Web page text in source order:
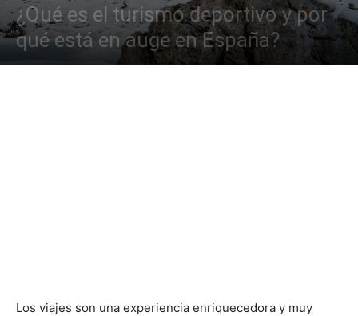
¿Qué es el turismo deportivo y por
qué está en auge en España?
Los viajes son una experiencia enriquecedora y muy